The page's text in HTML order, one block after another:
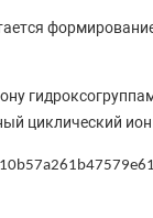
циклический